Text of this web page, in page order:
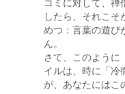
したら、それこそ
めつ：言葉の遊び
ん。
さて、このように
イルは、時に「冷
が、あなたにはこ